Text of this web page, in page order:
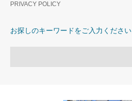
PRIVACY POLICY
お探しのキーワードをご入力ください